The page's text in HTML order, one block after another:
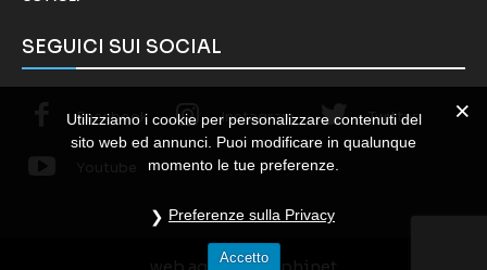
SEGUICI SUI SOCIAL
Facebook Instagram Twitter
Utilizziamo i cookie per personalizzare contenuti del
sito web ed annunci. Puoi modificare in qualunque
momento le tue preferenze.
Preferenze sulla Privacy
Accetto